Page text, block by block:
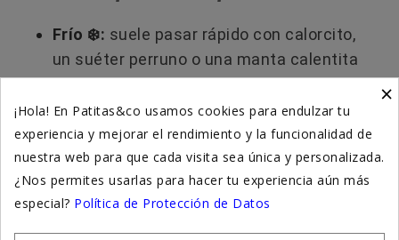
Frío ❄️: suele pasar rápido con calorcito,
un suéter perruno o una manta calentita
🧣.
generalmente viene
acompañado de gemidos, rechazo al
movimiento, apatía o cambios en la
postura.
×
¡Hola! En Patitas&co usamos cookies para endulzar tu
experiencia y mejorar el rendimiento y la funcionalidad de
nuestra web para que cada visita sea única y personalizada.
¿Nos permites usarlas para hacer tu experiencia aún más
especial? Política de Protección de Datos